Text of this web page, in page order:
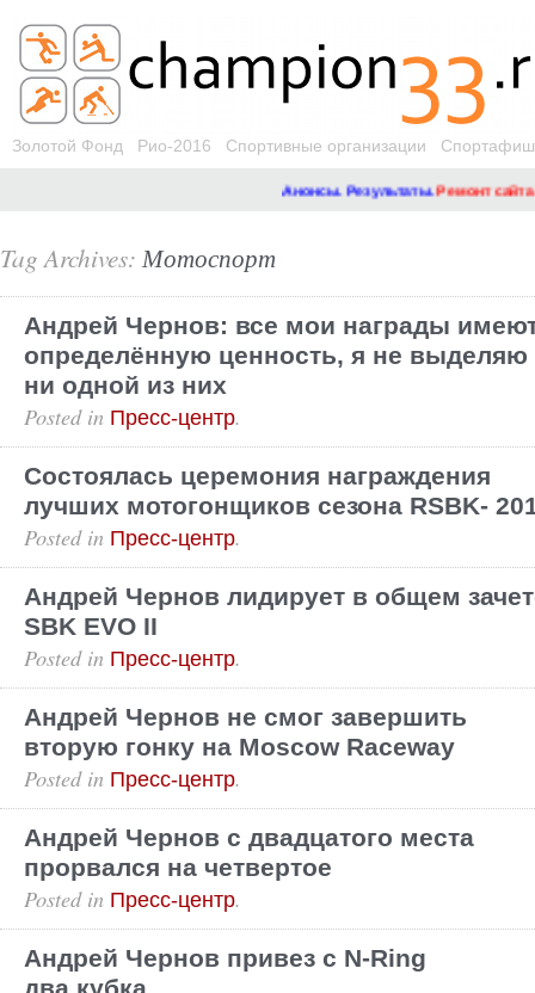
Золотой Фонд Рио-2016 Спортивные организации
Анонсы. Результаты.Ремонт сайта
Tag Archives: Мотоспорт
Андрей Чернов: все мои награды
определённую ценность, я не выделяю
ни одной из них
Posted in Пресс-центр.
Состоялась церемония награждения
лучших мотогонщиков сезона RSBK-
Posted in Пресс-центр.
Андрей Чернов лидирует в общем
SBK EVO II
Posted in Пресс-центр.
Андрей Чернов не смог завершить
вторую гонку на Moscow Raceway
Posted in Пресс-центр.
Андрей Чернов с двадцатого места
прорвался на четвертое
Posted in Пресс-центр.
Андрей Чернов привез с N-Ring